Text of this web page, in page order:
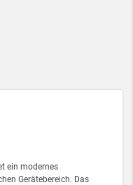
ein modernes
Gerätebereich. Das